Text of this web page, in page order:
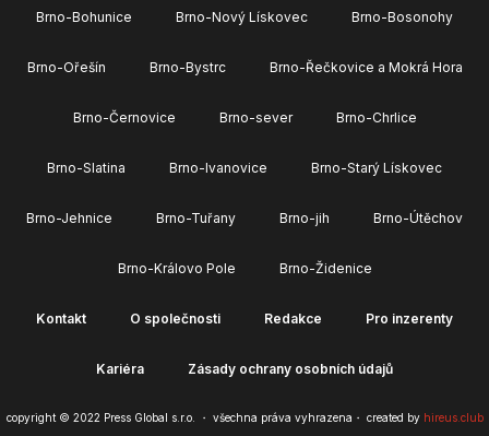
Brno-Bohunice Brno-Nový Lískovec Brno-Bosonohy
Brno-Ořešín Brno-Bystrc Brno-Řečkovice a Mokrá Hora
Brno-Černovice Brno-sever Brno-Chrlice
Brno-Slatina Brno-Ivanovice Brno-Starý Lískovec
Brno-Jehnice Brno-Tuřany Brno-jih Brno-Útěchov
Brno-Královo Pole Brno-Židenice
Kontakt O společnosti Redakce Pro inzerenty
Kariéra Zásady ochrany osobních údajů
copyright © 2022 Press Global s.r.o. ・ všechna práva vyhrazena・ created by hireus.club